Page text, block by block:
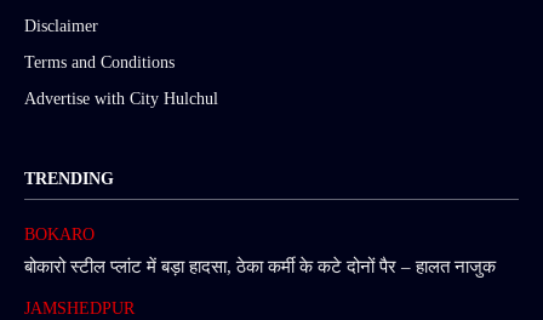
Disclaimer
Terms and Conditions
Advertise with City Hulchul
TRENDING
BOKARO
बोकारो स्टील प्लांट में बड़ा हादसा, ठेका कर्मी के कटे दोनों पैर – हालत नाजुक
JAMSHEDPUR